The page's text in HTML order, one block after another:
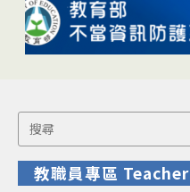
Search
for:
教職員專區 Teacher